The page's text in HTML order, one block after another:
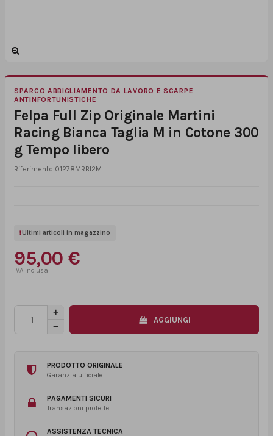
SPARCO ABBIGLIAMENTO DA LAVORO E SCARPE
ANTINFORTUNISTICHE
Felpa Full Zip Originale Martini
Racing Bianca Taglia M in Cotone 300
g Tempo libero
Riferimento 01278MRBI2M
Ultimi articoli in magazzino
95,00 €
AGGIUNGI
PRODOTTO ORIGINALE
Garanzia ufficiale
PAGAMENTI SICURI
Transazioni protette
ASSISTENZA TECNICA